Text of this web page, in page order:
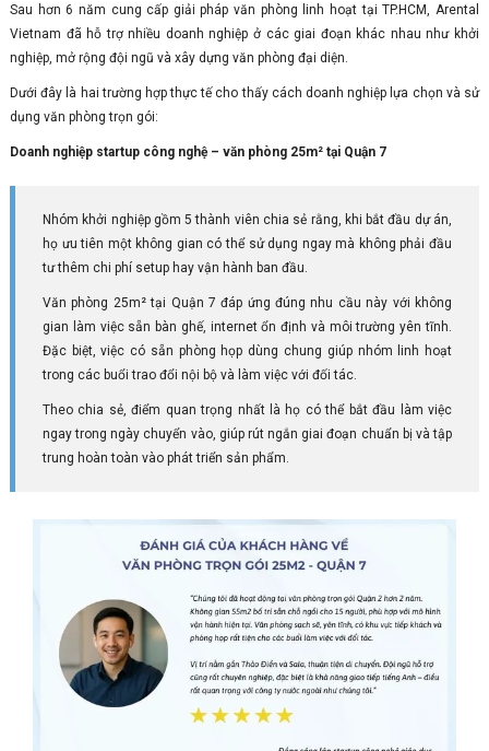
Sau hơn 6 năm cung cấp giải pháp văn phòng linh hoạt tại TP.HCM, Arental
Vietnam đã hỗ trợ nhiều doanh nghiệp ở các giai đoạn khác nhau như khởi
nghiệp, mở rộng đội ngũ và xây dựng văn phòng đại diện.
Dưới đây là hai trường hợp thực tế cho thấy cách doanh nghiệp lựa chọn và sử
dụng văn phòng trọn gói:
Doanh nghiệp startup công nghệ – văn phòng 25m² tại Quận 7
Nhóm khởi nghiệp gồm 5 thành viên chia sẻ rằng, khi bắt đầu dự án,
họ ưu tiên một không gian có thể sử dụng ngay mà không phải đầu
tư thêm chi phí setup hay vận hành ban đầu.
Văn phòng 25m² tại Quận 7 đáp ứng đúng nhu cầu này với không
gian làm việc sẵn bàn ghế, internet ổn định và môi trường yên tĩnh.
Đặc biệt, việc có sẵn phòng họp dùng chung giúp nhóm linh hoạt
trong các buổi trao đổi nội bộ và làm việc với đối tác.
Theo chia sẻ, điểm quan trọng nhất là họ có thể bắt đầu làm việc
ngay trong ngày chuyển vào, giúp rút ngắn giai đoạn chuẩn bị và tập
trung hoàn toàn vào phát triển sản phẩm.